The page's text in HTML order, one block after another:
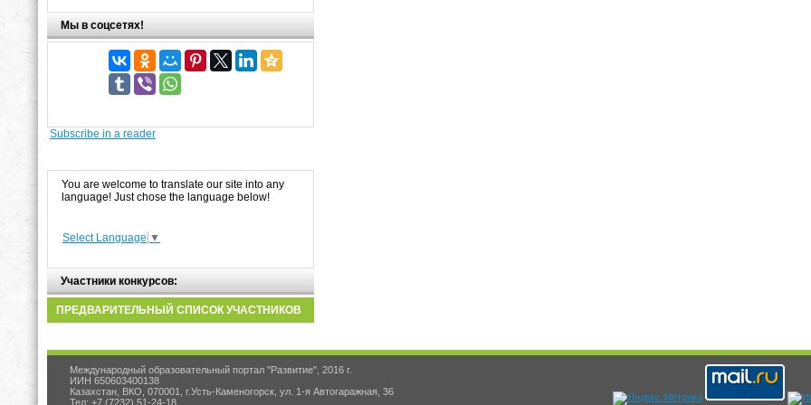
Мы в соцсетях!
Subscribe in a reader
You are welcome to translate our site into any
language! Just chose the language below!
Select Language ▼
Участники конкурсов:
ПРЕДВАРИТЕЛЬНЫЙ СПИСОК УЧАСТНИКОВ
Международный образовательный портал "Развитие", 2016 г.
ИИН 650603400138
Казахстан, ВКО, 070001, г.Усть-Каменогорск, ул. 1-я Автогаражная, 36
Тел: +7 (7232) 51-24-18